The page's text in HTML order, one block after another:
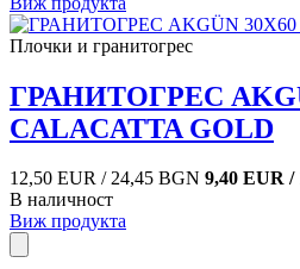
Плочки и гранитогрес
ГРАНИТОГРЕС
CALACATTA GOLD
12,50 EUR / 24,45 BGN 9,40 EUR /
В наличност
Виж продукта